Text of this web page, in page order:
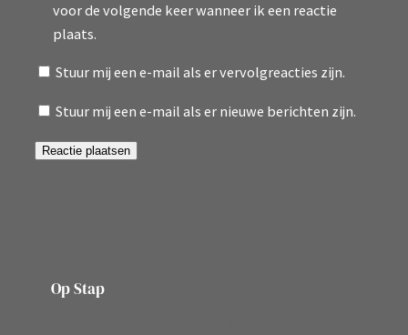
voor de volgende keer wanneer ik een reactie
plaats.
Stuur mij een e-mail als er vervolgreacties zijn.
Stuur mij een e-mail als er nieuwe berichten zijn.
Op Stap